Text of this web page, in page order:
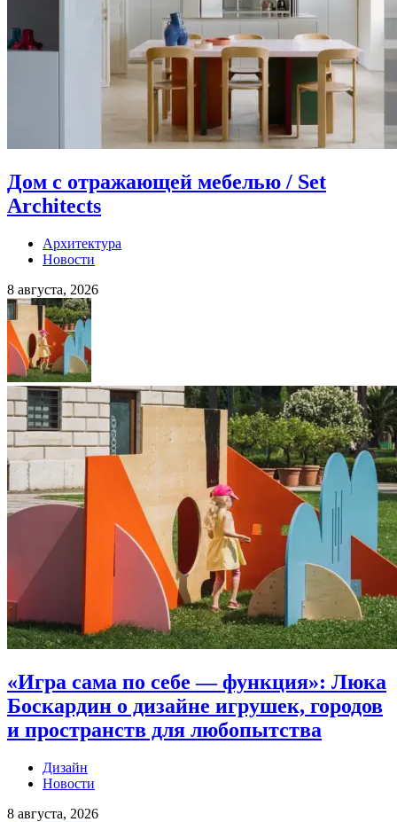
Дом с отражающей мебелью / Set
Architects
Архитектура
Новости
8 августа, 2026
«Игра сама по себе — функция»: Люка
Боскардин о дизайне игрушек, городов
и пространств для любопытства
Дизайн
Новости
8 августа, 2026